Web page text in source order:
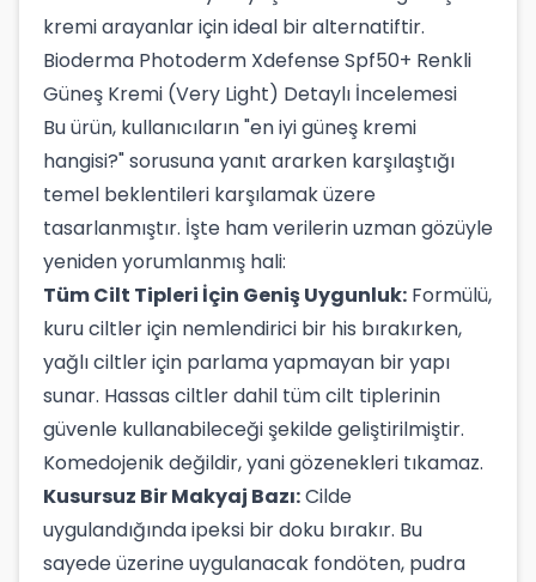
kremi arayanlar için ideal bir alternatiftir.
Bioderma Photoderm Xdefense Spf50+ Renkli
Güneş Kremi (Very Light) Detaylı İncelemesi
Bu ürün, kullanıcıların "en iyi güneş kremi
hangisi?" sorusuna yanıt ararken karşılaştığı
temel beklentileri karşılamak üzere
tasarlanmıştır. İşte ham verilerin uzman gözüyle
yeniden yorumlanmış hali:
Tüm Cilt Tipleri İçin Geniş Uygunluk: Formülü,
kuru ciltler için nemlendirici bir his bırakırken,
yağlı ciltler için parlama yapmayan bir yapı
sunar. Hassas ciltler dahil tüm cilt tiplerinin
güvenle kullanabileceği şekilde geliştirilmiştir.
Komedojenik değildir, yani gözenekleri tıkamaz.
Kusursuz Bir Makyaj Bazı:Cilde
uygulandığında ipeksi bir doku bırakır. Bu
sayede üzerine uygulanacak fondöten, pudra